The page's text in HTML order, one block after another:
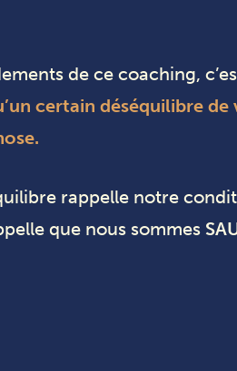
de ce coaching,
certain déséquilibre de
rappelle notre
que nous sommes